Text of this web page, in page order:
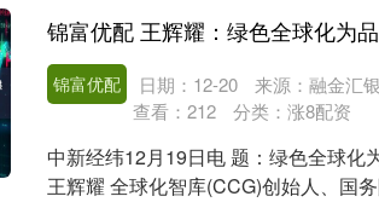
锦富优配 日期：12-20
来源：融金汇
查看： 212 分类： 涨8配资
中新经纬12月19日电 题：绿色全球化
王辉耀 全球化智库(CCG)创始人、国